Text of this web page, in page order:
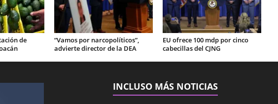
de
“Vamos por narcopolíticos”,
advierte director de la DEA
EU ofrece 100 mdp por cinco
cabecillas del CJNG
INCLUSO MÁS NOTICIAS